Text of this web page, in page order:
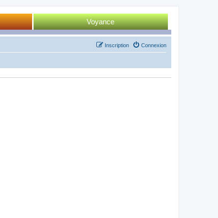
Voyance
Tirage 52 cartes
Tirage Tarot
Connexion
Inscription